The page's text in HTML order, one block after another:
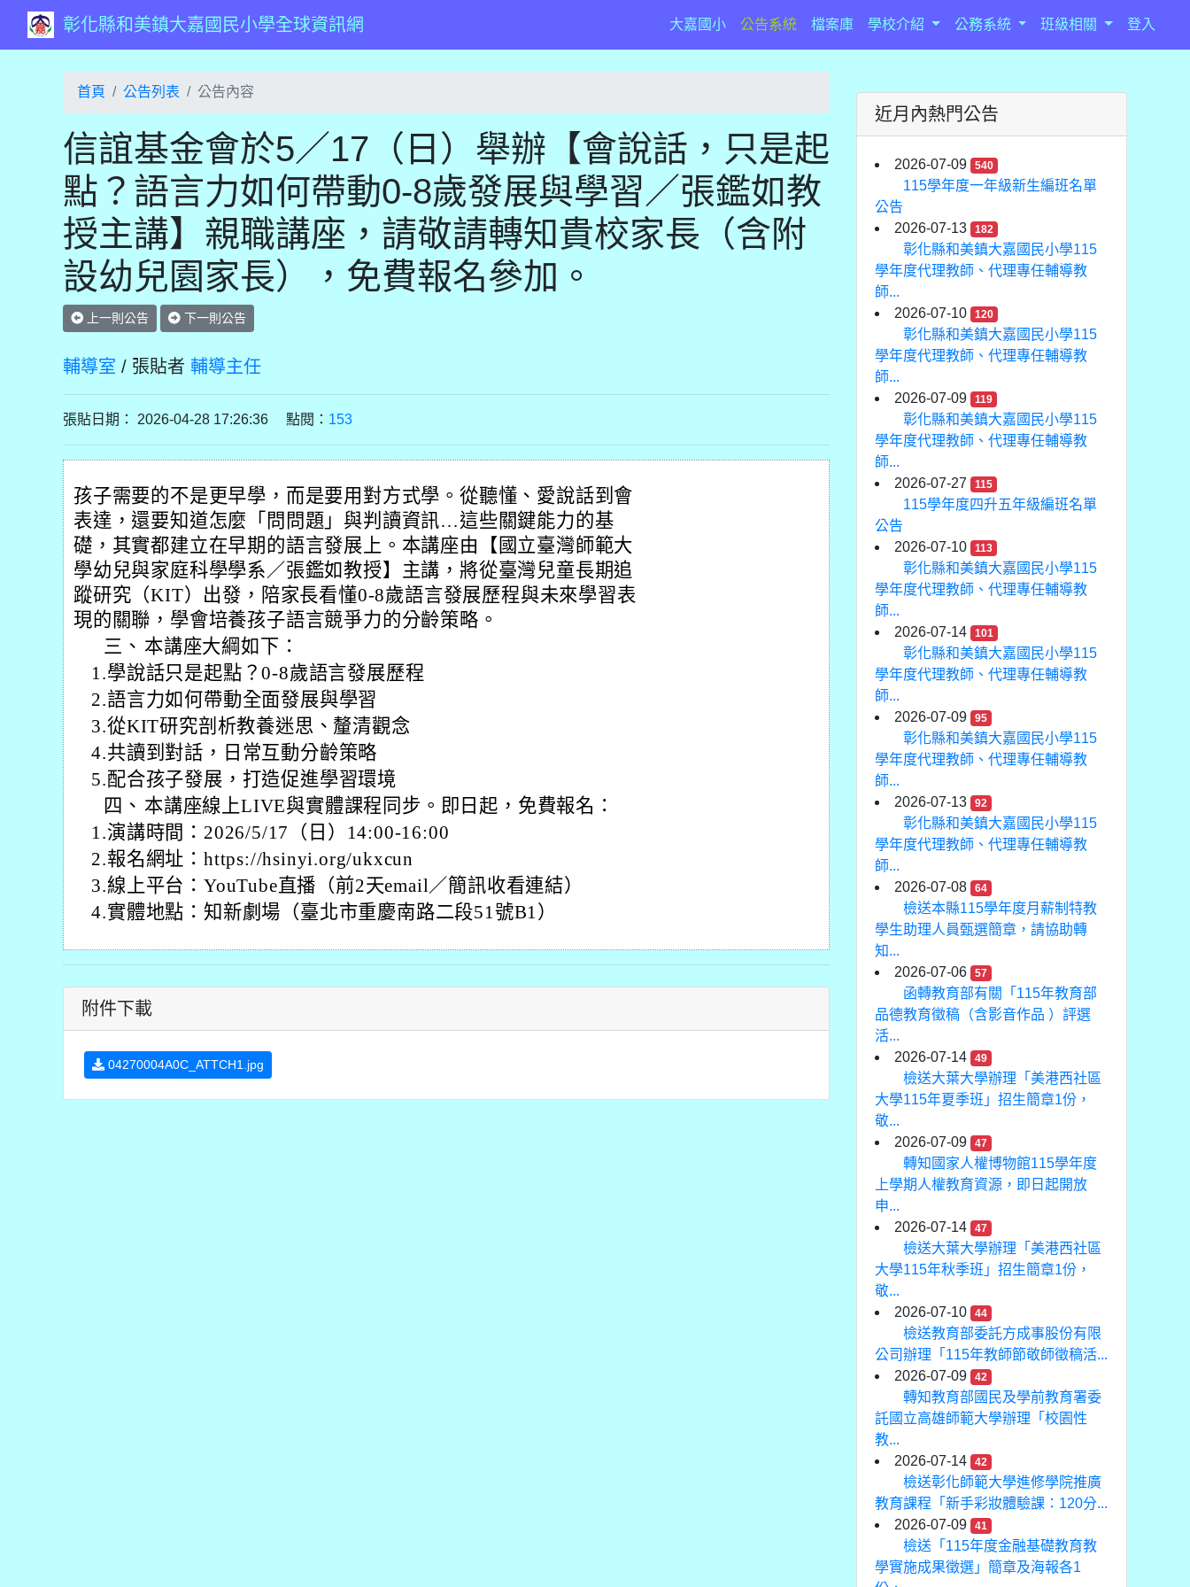
彰化縣和美鎮大嘉國民小學全球資訊網 大嘉國小(current)
公告系統 檔案庫 學校介紹 公務系統 班級相關 登入
首頁 公告列表 公告內容
信誼基金會於5／17（日）舉辦【會說話，只是起
點？語言力如何帶動0-8歲發展與學習／張鑑如教
授主講】親職講座，請敬請轉知貴校家長（含附
設幼兒園家長），免費報名參加。
上一則公告 下一則公告
輔導室 / 張貼者 輔導主任
張貼日期： 2026-04-28 17:26:36 點閱： 153
孩子需要的不是更早學，而是要用對方式學。從聽懂、愛說話到會
表達，還要知道怎麼「問問題」與判讀資訊…這些關鍵能力的基
礎，其實都建立在早期的語言發展上。本講座由【國立臺灣師範大
學幼兒與家庭科學學系／張鑑如教授】主講，將從臺灣兒童長期追
蹤研究（KIT）出發，陪家長看懂0-8歲語言發展歷程與未來學習表
現的關聯，學會培養孩子語言競爭力的分齡策略。
三、 本講座大綱如下：
1.學說話只是起點？0-8歲語言發展歷程
2.語言力如何帶動全面發展與學習
3.從KIT研究剖析教養迷思、釐清觀念
4.共讀到對話，日常互動分齡策略
5.配合孩子發展，打造促進學習環境
四、 本講座線上LIVE與實體課程同步。即日起，免費報名：
1.演講時間：2026/5/17（日）14:00-16:00
2.報名網址：https://hsinyi.org/ukxcun
3.線上平台：YouTube直播（前2天email／簡訊收看連結）
4.實體地點：知新劇場（臺北市重慶南路二段51號B1）
附件下載
04270004A0C_ATTCH1.jpg
近月內熱門公告
2026-07-09 540
115學年度一年級新生編班名單
公告
2026-07-13
182
彰化縣和美鎮大嘉國民小學115
學年度代理教師、代理專任輔導教
師...
2026-07-10
120
彰化縣和美鎮大嘉國民小學115
學年度代理教師、代理專任輔導教
師...
2026-07-09
119
彰化縣和美鎮大嘉國民小學115
學年度代理教師、代理專任輔導教
師...
2026-07-27
115
115學年度四升五年級編班名單
公告
2026-07-10
113
彰化縣和美鎮大嘉國民小學115
學年度代理教師、代理專任輔導教
師...
2026-07-14
101
彰化縣和美鎮大嘉國民小學115
學年度代理教師、代理專任輔導教
師...
2026-07-09
95
彰化縣和美鎮大嘉國民小學115
學年度代理教師、代理專任輔導教
師...
2026-07-13
92
彰化縣和美鎮大嘉國民小學115
學年度代理教師、代理專任輔導教
師...
2026-07-08
64
檢送本縣115學年度月薪制特教
學生助理人員甄選簡章，請協助轉
知...
2026-07-06
57
函轉教育部有關「115年教育部
品德教育徵稿（含影音作品 ）評選
活...
2026-07-14
49
檢送大葉大學辦理「美港西社區
大學115年夏季班」招生簡章1份，
敬...
2026-07-09
47
轉知國家人權博物館115學年度
上學期人權教育資源，即日起開放
申...
2026-07-14
47
檢送大葉大學辦理「美港西社區
大學115年秋季班」招生簡章1份，
敬...
2026-07-10
44
檢送教育部委託方成事股份有限
公司辦理「115年教師節敬師徵稿活...
2026-07-09
42
轉知教育部國民及學前教育署委
託國立高雄師範大學辦理「校園性
教...
2026-07-14
42
檢送彰化師範大學進修學院推廣
教育課程「新手彩妝體驗課：120分...
2026-07-09
41
檢送「115年度金融基礎教育教
學實施成果徵選」簡章及海報各1